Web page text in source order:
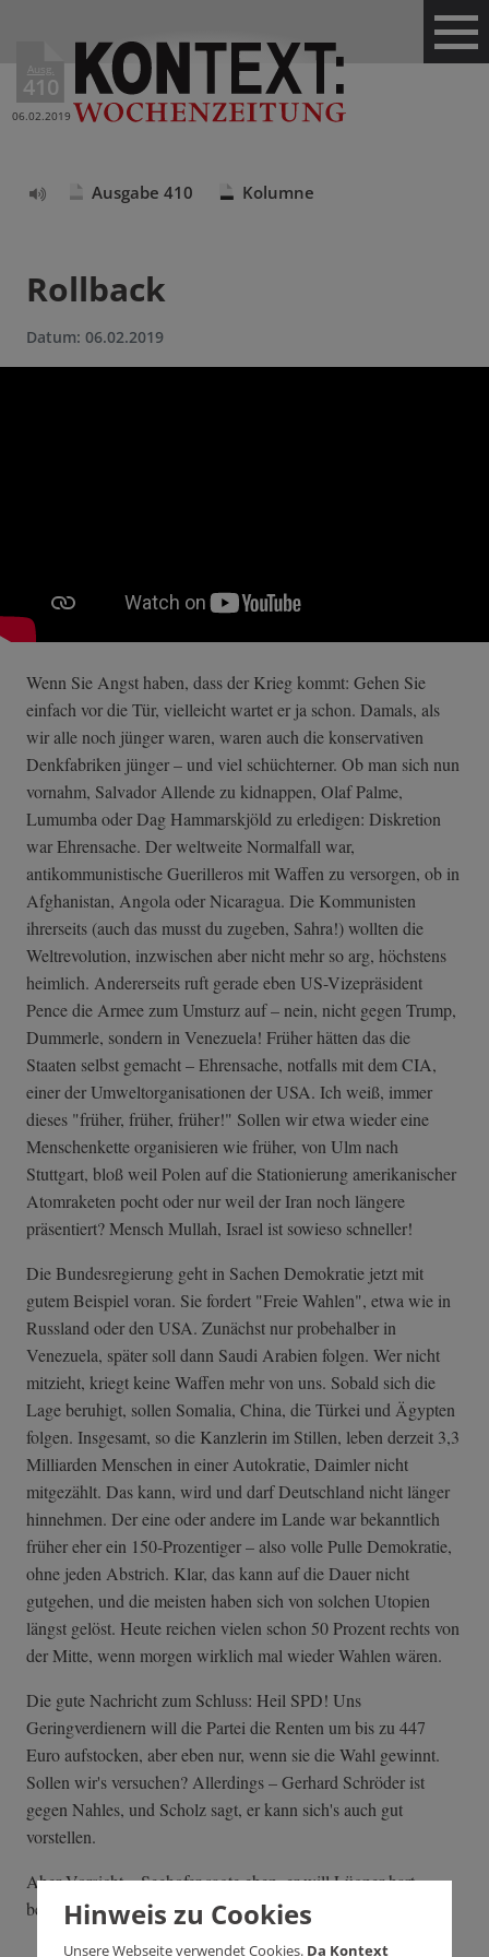
Ausg.
410
06.02.2019
Ausgabe 410 Kolumne
Rollback
Datum: 06.02.2019
Wenn Sie Angst haben, dass der Krieg kommt: Gehen Sie
einfach vor die Tür, vielleicht wartet er ja schon. Damals, als
wir alle noch jünger waren, waren auch die konservativen
Denkfabriken jünger – und viel schüchterner. Ob man sich nun
vornahm, Salvador Allende zu kidnappen, Olaf Palme,
Lumumba oder Dag Hammarskjöld zu erledigen: Diskretion
war Ehrensache. Der weltweite Normalfall war,
antikommunistische Guerilleros mit Waffen zu versorgen, ob in
Afghanistan, Angola oder Nicaragua. Die Kommunisten
ihrerseits (auch das musst du zugeben, Sahra!) wollten die
Weltrevolution, inzwischen aber nicht mehr so arg, höchstens
heimlich. Andererseits ruft gerade eben US-Vizepräsident
Pence die Armee zum Umsturz auf – nein, nicht gegen Trump,
Dummerle, sondern in Venezuela! Früher hätten das die
Staaten selbst gemacht – Ehrensache, notfalls mit dem CIA,
einer der Umweltorganisationen der USA. Ich weiß, immer
dieses "früher, früher, früher!" Sollen wir etwa wieder eine
Menschenkette organisieren wie früher, von Ulm nach
Stuttgart, bloß weil Polen auf die Stationierung amerikanischer
Atomraketen pocht oder nur weil der Iran noch längere
präsentiert? Mensch Mullah, Israel ist sowieso schneller!
Die Bundesregierung geht in Sachen Demokratie jetzt mit
gutem Beispiel voran. Sie fordert "Freie Wahlen", etwa wie in
Russland oder den USA. Zunächst nur probehalber in
Venezuela, später soll dann Saudi Arabien folgen. Wer nicht
mitzieht, kriegt keine Waffen mehr von uns. Sobald sich die
Lage beruhigt, sollen Somalia, China, die Türkei und Ägypten
folgen. Insgesamt, so die Kanzlerin im Stillen, leben derzeit 3,3
Milliarden Menschen in einer Autokratie, Daimler nicht
mitgezählt. Das kann, wird und darf Deutschland nicht länger
hinnehmen. Der eine oder andere im Lande war bekanntlich
früher eher ein 150-Prozentiger – also volle Pulle Demokratie,
ohne jeden Abstrich. Klar, das kann auf die Dauer nicht
gutgehen, und die meisten haben sich von solchen Utopien
längst gelöst. Heute reichen vielen schon 50 Prozent rechts von
der Mitte, wenn morgen wirklich mal wieder Wahlen wären.
Die gute Nachricht zum Schluss: Heil SPD! Uns
Geringverdienern will die Partei die Renten um bis zu 447
Euro aufstocken, aber eben nur, wenn sie die Wahl gewinnt.
Sollen wir's versuchen? Allerdings – Gerhard Schröder ist
gegen Nahles, und Scholz sagt, er kann sich's auch gut
vorstellen.
Aber Vorsicht – Seehofer sagte eben, er will Lügner hart
bestrafen.Hinweis zu Cookies
Unsere Webseite verwendet Cookies. Da Kontext